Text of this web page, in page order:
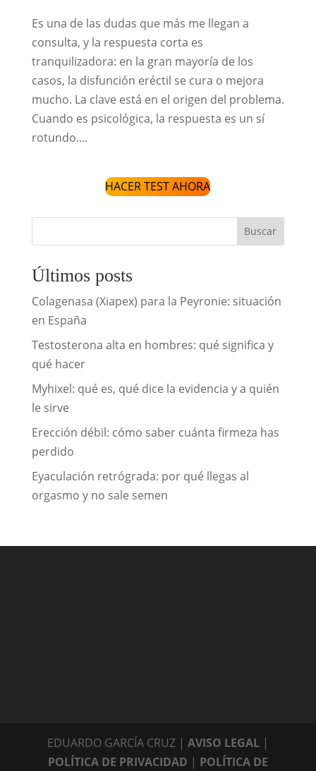
Es una de las dudas que más me llegan a
consulta, y la respuesta corta es
tranquilizadora: en la gran mayoría de los
casos, la disfunción eréctil se cura o mejora
mucho. La clave está en el origen del problema.
Cuando es psicológica, la respuesta es un sí
rotundo....
HACER TEST AHORA
Buscar
Últimos posts
Colagenasa (Xiapex) para la Peyronie: situación
en España
Testosterona alta en hombres: qué significa y
qué hacer
Myhixel: qué es, qué dice la evidencia y a quién
le sirve
Erección débil: cómo saber cuánta firmeza has
perdido
Eyaculación retrógrada: por qué llegas al
orgasmo y no sale semen
EDUARDO GARCÍA CRUZ | AVISO LEGAL|
POLÍTICA DE PRIVACIDAD | POLÍTICA DE